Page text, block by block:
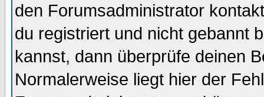
den Forumsadministrator
du registriert und nicht gebannt
kannst, dann überprüfe deinen
Normalerweise liegt hier der